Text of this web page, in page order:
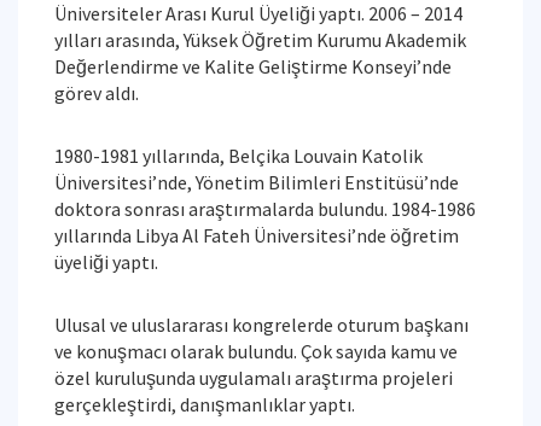
Üniversiteler Arası Kurul Üyeliği yaptı. 2006 – 2014
yılları arasında, Yüksek Öğretim Kurumu Akademik
Değerlendirme ve Kalite Geliştirme Konseyi’nde
görev aldı.
1980-1981 yıllarında, Belçika Louvain Katolik
Üniversitesi’nde, Yönetim Bilimleri Enstitüsü’nde
doktora sonrası araştırmalarda bulundu. 1984-1986
yıllarında Libya Al Fateh Üniversitesi’nde öğretim
üyeliği yaptı.
Ulusal ve uluslararası kongrelerde oturum başkanı
ve konuşmacı olarak bulundu. Çok sayıda kamu ve
özel kuruluşunda uygulamalı araştırma projeleri
gerçekleştirdi, danışmanlıklar yaptı.